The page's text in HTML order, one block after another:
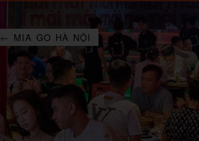
← MIA GO HÀ NỘI